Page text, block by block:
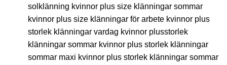
solklänning kvinnor plus size klänningar sommar
kvinnor plus size klänningar för arbete kvinnor plus
storlek klänningar vardag kvinnor plusstorlek
klänningar sommar kvinnor plus storlek klänningar
sommar maxi kvinnor plus storlek klänningar sommar